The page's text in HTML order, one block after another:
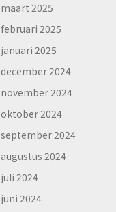
maart 2025
februari 2025
januari 2025
december 2024
november 2024
oktober 2024
september 2024
augustus 2024
juli 2024
juni 2024